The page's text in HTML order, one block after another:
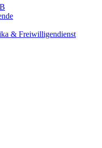
& Freiwilligendienst